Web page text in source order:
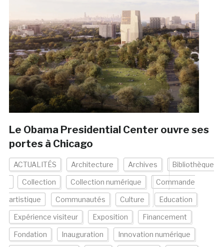
Le Obama Presidential Center ouvre ses
portes à Chicago
ACTUALITÉS Architecture Archives Bibliothèque
Collection Collection numérique Commande
artistique Communautés Culture Education
Expérience visiteur Exposition Financement
Fondation Inauguration Innovation numérique